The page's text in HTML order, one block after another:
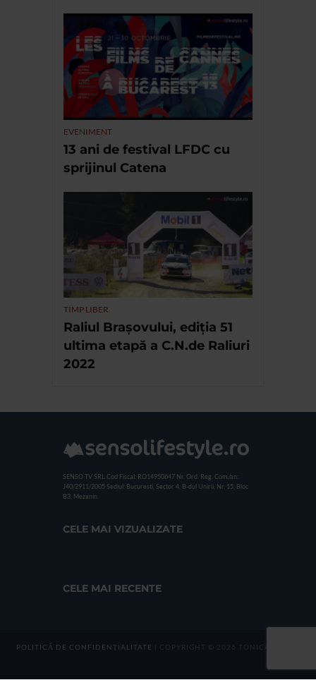
EVENIMENT
13 ani de festival LFDC cu
sprijinul Catena
TIMP LIBER
Raliul Brașovului, ediția 51
ultima etapă a C.N.de Raliuri
2022
SENSO TV SRL Cod Fiscal: RO14950647 Nr. Ord. Reg. Com./an:
J40/2911/2005 Sediul: Bucuresti, Sector 4, B-dul Unirii, Nr. 15, Bloc
B3, Mezanin
CELE MAI VIZUALIZATE
CELE MAI RECENTE
POLITICĂ DE CONFIDENȚIALITATE | COPYRIGHT © 2026 TONICA GROUP